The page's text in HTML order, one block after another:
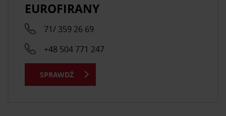
EUROFIRANY
71/ 359 26 69
+48 504 771 247
SPRAWDŹ